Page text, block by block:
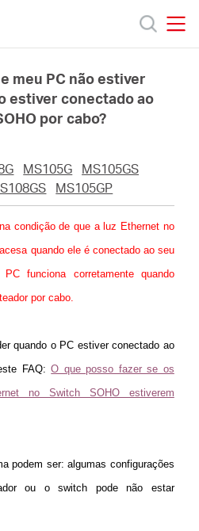
meu PC não estiver
estiver conectado ao
por cabo?
MS105G
MS105GS
MS105GP
condição de que a luz Ethernet no
quando ele é conectado ao seu
funciona corretamente quando
por cabo.
quando o PC estiver conectado ao
FAQ:O que posso fazer se os
no Switch SOHO estiverem
podem ser: algumas configurações
ou o switch pode não estar